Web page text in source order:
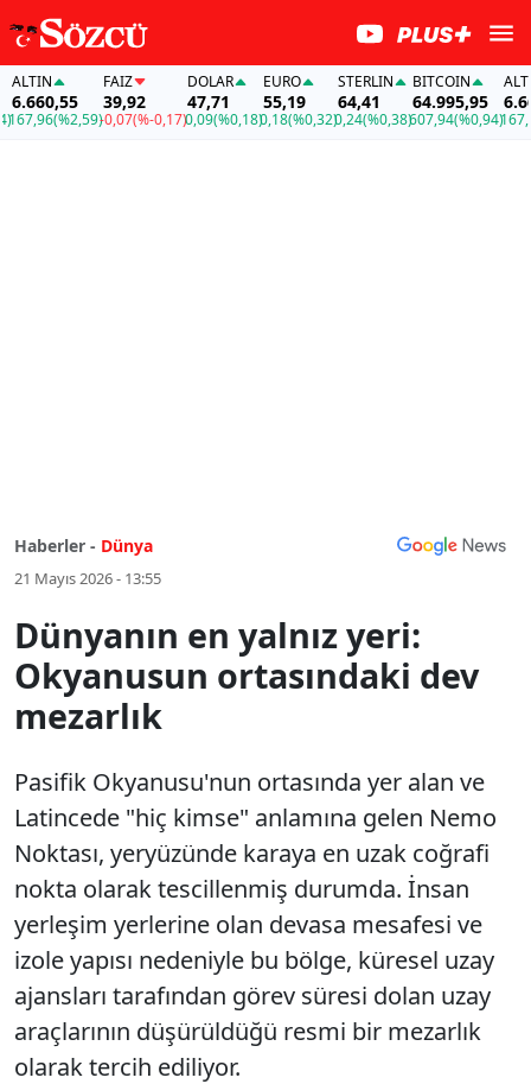
(%2,59)
FAİZ
39,92
-0,07(%-0,17)
DOLAR
47,71
0,09(%0,18)
EURO
55,19
0,18(%0,32)
STERLIN
64,41
0,24(%0,38)
BITCOIN
64.995,95
607,94(%0,94)
ALTIN
167,96
Haberler - Dünya
21 Mayıs 2026 - 13:55
Dünyanın en yalnız yeri:
Okyanusun ortasındaki dev
mezarlık
Pasifik Okyanusu'nun ortasında yer alan ve
Latincede "hiç kimse" anlamına gelen Nemo
Noktası, yeryüzünde karaya en uzak coğrafi
nokta olarak tescillenmiş durumda. İnsan
yerleşim yerlerine olan devasa mesafesi ve
izole yapısı nedeniyle bu bölge, küresel uzay
ajansları tarafından görev süresi dolan uzay
araçlarının düşürüldüğü resmi bir mezarlık
olarak tercih ediliyor.